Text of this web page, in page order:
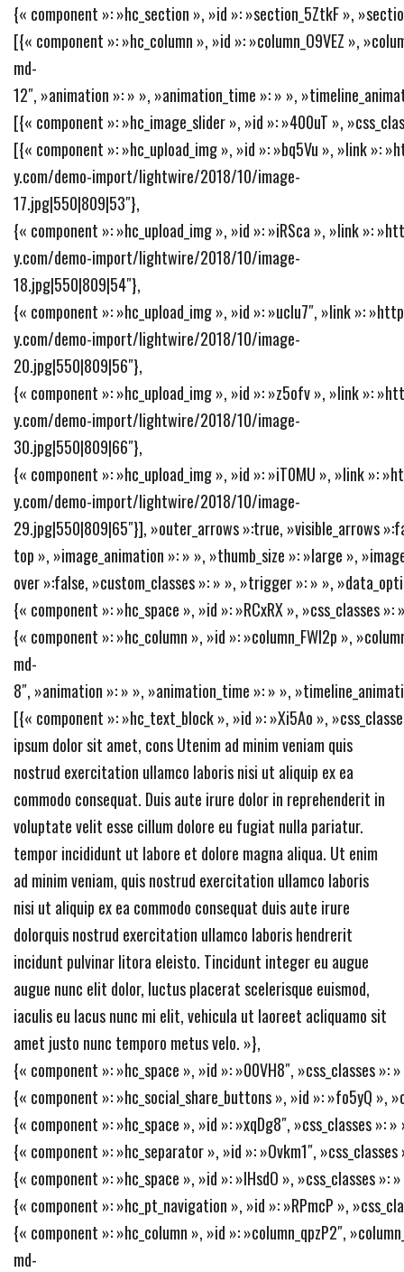
{« component »: »hc_section », »id »: »section_5ZtkF »,
[{« component »: »hc_column », »id »: »column_O9VEZ »,
md-
12″, »animation »: » », »animation_time »: » »,
[{« component »: »hc_image_slider », »id »: »400uT »,
[{« component »: »hc_upload_img », »id »: »bq5Vu », »link »:
y.com/demo-import/lightwire/2018/10/image-
17.jpg|550|809|53″},
{« component »: »hc_upload_img », »id »: »iRSca », »link »:
y.com/demo-import/lightwire/2018/10/image-
18.jpg|550|809|54″},
{« component »: »hc_upload_img », »id »: »ucIu7″, »link »:
y.com/demo-import/lightwire/2018/10/image-
20.jpg|550|809|56″},
{« component »: »hc_upload_img », »id »: »z5ofv », »link »:
y.com/demo-import/lightwire/2018/10/image-
30.jpg|550|809|66″},
{« component »: »hc_upload_img », »id »: »iT0MU », »link »:
y.com/demo-import/lightwire/2018/10/image-
29.jpg|550|809|65″}], »outer_arrows »:true, »visible_arrows
top », »image_animation »: » », »thumb_size »: »large »,
over »:false, »custom_classes »: » », »trigger »: » »,
{« component »: »hc_space », »id »: »RCxRX », »css_classes
{« component »: »hc_column », »id »: »column_FWl2p »,
md-
8″, »animation »: » », »animation_time »: » »,
[{« component »: »hc_text_block », »id »: »Xi5Ao »,
ipsum dolor sit amet, cons Utenim ad minim veniam quis
nostrud exercitation ullamco laboris nisi ut aliquip ex ea
commodo consequat. Duis aute irure dolor in reprehenderit in
voluptate velit esse cillum dolore eu fugiat nulla pariatur.
tempor incididunt ut labore et dolore magna aliqua. Ut enim
ad minim veniam, quis nostrud exercitation ullamco laboris
nisi ut aliquip ex ea commodo consequat duis aute irure
dolorquis nostrud exercitation ullamco laboris hendrerit
incidunt pulvinar litora eleisto. Tincidunt integer eu augue
augue nunc elit dolor, luctus placerat scelerisque euismod,
iaculis eu lacus nunc mi elit, vehicula ut laoreet acliquamo sit
amet justo nunc temporo metus velo. »},
{« component »: »hc_space », »id »: »00VH8″, »css_classes
{« component »: »hc_social_share_buttons », »id »: »fo5yQ
{« component »: »hc_space », »id »: »xqDg8″, »css_classes »:
{« component »: »hc_separator », »id »: »Ovkm1″,
{« component »: »hc_space », »id »: »IHsdO », »css_classes
{« component »: »hc_pt_navigation », »id »: »RPmcP »,
{« component »: »hc_column », »id »: »column_qpzP2″,
md-